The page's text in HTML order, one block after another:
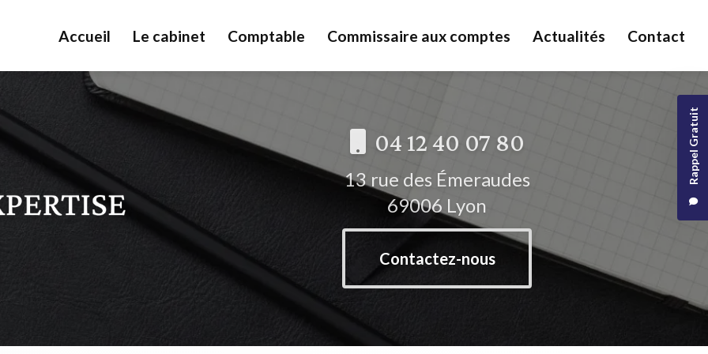
Rappel Gratuit
Accueil Le cabinet Comptable Commissaire aux comptes Actualités Contact
04 12 40 07 80
13 rue des Émeraudes
69006 Lyon
Contactez-nous